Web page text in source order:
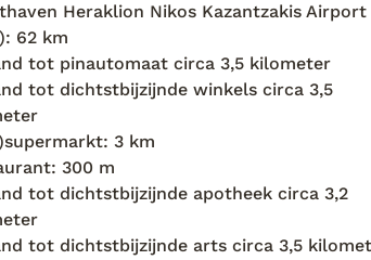
Heraklion Nikos Kazantzakis Airport
62 km
tot pinautomaat circa 3,5 kilometer
tot dichtstbijzijnde winkels circa 3,5
3 km
300 m
tot dichtstbijzijnde apotheek circa 3,2
tot dichtstbijzijnde arts circa 3,5